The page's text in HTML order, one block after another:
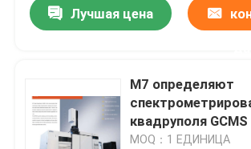
Дом
О нас
Лучшая цена
M7 определяют
квадруполя
для охраны
MOQ：1 ЕДИНИЦА